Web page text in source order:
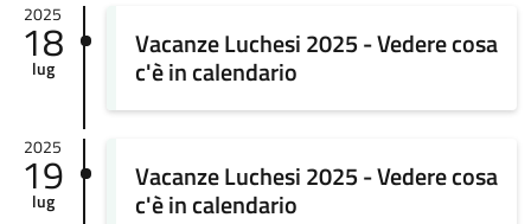
2025
18
lug
Vacanze Luchesi 2025 - Vedere cosa
c'è in calendario
2025
19
lug
Vacanze Luchesi 2025 - Vedere cosa
c'è in calendario